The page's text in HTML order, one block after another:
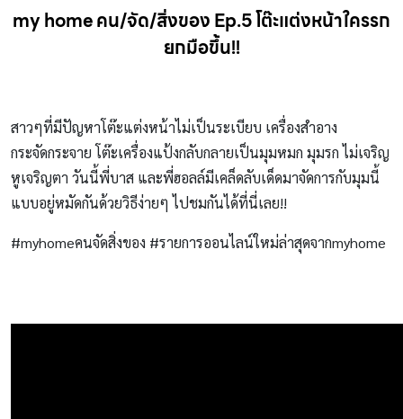
my home คน/จัด/สิ่งของ Ep.5 โต๊ะแต่งหน้าใครรก
ยกมือขึ้น!!
สาวๆที่มีปัญหาโต๊ะแต่งหน้าไม่เป็นระเบียบ เครื่องสำอาง
กระจัดกระจาย โต๊ะเครื่องแป้งกลับกลายเป็นมุมหมก มุมรก ไม่เจริญ
หูเจริญตา วันนี้พี่บาส และพี่ฮอลล์มีเคล็ดลับเด็ดมาจัดการกับมุมนี้
แบบอยู่หมัดกันด้วยวิธีง่ายๆ ไปชมกันได้ที่นี่เลย!!
#myhomeคนจัดสิ่งของ #รายการออนไลน์ใหม่ล่าสุดจากmyhome